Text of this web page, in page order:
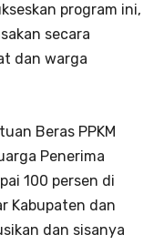
program ini,
secara
dan warga
Beras PPKM
Penerima
100 persen di
Kabupaten dan
dan sisanya